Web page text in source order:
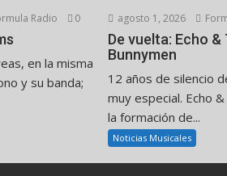
Radio 0
en la misma
y su banda;
agosto 1, 2026
De vuelta: Echo &
Bunnymen
12 años de silencio
muy especial. Echo
la formación de...
Noticias Musicales